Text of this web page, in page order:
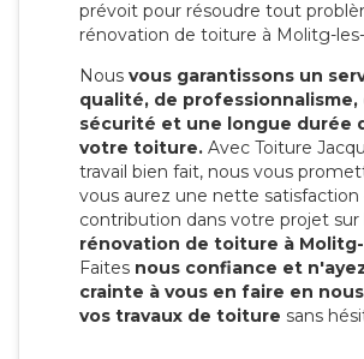
prévoit pour résoudre tout
rénovation de toiture à Molitg-
Nous vous garantissons un
qualité, de professionnalisme,
sécurité et une longue durée
votre toiture. Avec Toiture
travail bien fait, nous vous
vous aurez une nette
contribution dans votre projet sur
rénovation de toiture à
Faites nous confiance et
crainte à vous en faire en
vos travaux de toiture sans